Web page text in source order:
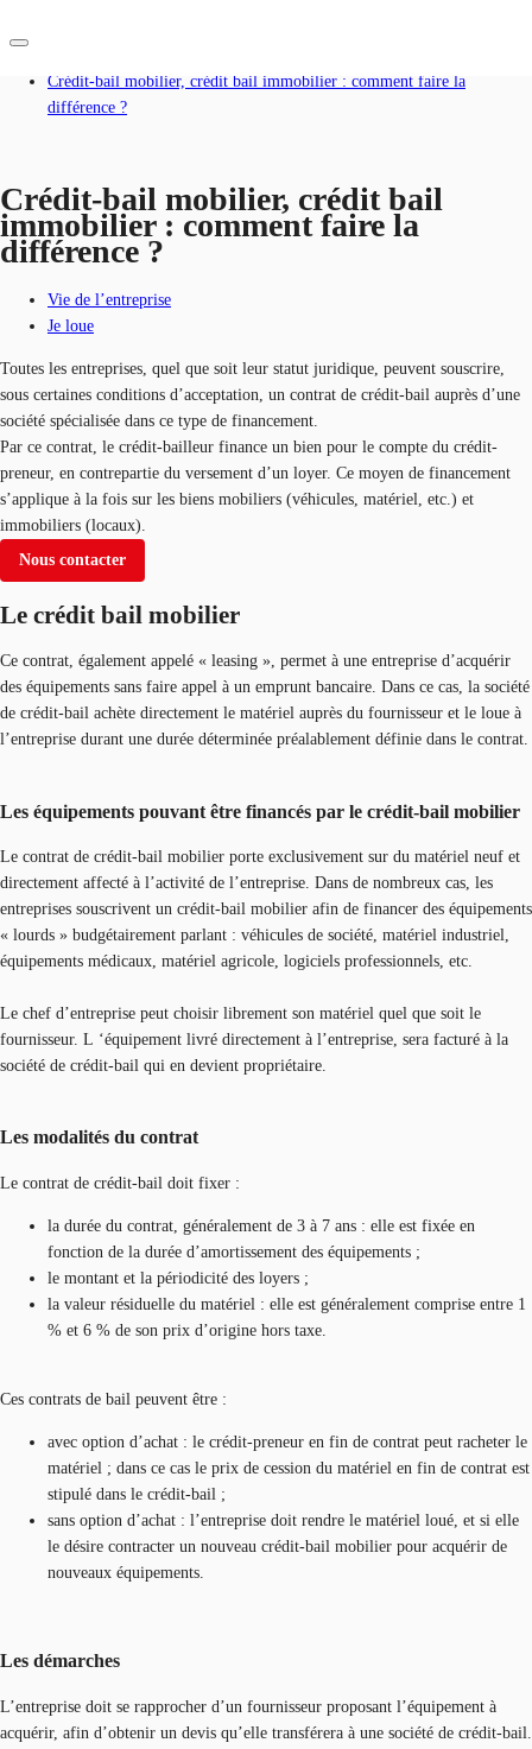
Données marchés
Pourquoi JLL?
NxT
Flex & Co-working
Favoris
Nous contacter
Crédit-bail mobilier, crédit bail immobilier : comment faire la
différence ?
Crédit-bail mobilier, crédit bail
immobilier : comment faire la
différence ?
Vie de l’entreprise
Je loue
Toutes les entreprises, quel que soit leur statut juridique, peuvent souscrire,
sous certaines conditions d’acceptation, un contrat de crédit-bail auprès d’une
société spécialisée dans ce type de financement.
Par ce contrat, le crédit-bailleur finance un bien pour le compte du crédit-
preneur, en contrepartie du versement d’un loyer. Ce moyen de financement
s’applique à la fois sur les biens mobiliers (véhicules, matériel, etc.) et
immobiliers (locaux).
Nous contacter
Le crédit bail mobilier
Ce contrat, également appelé « leasing », permet à une entreprise d’acquérir
des équipements sans faire appel à un emprunt bancaire. Dans ce cas, la société
de crédit-bail achète directement le matériel auprès du fournisseur et le loue à
l’entreprise durant une durée déterminée préalablement définie dans le contrat.
Les équipements pouvant être financés par le crédit-bail mobilier
Le contrat de crédit-bail mobilier porte exclusivement sur du matériel neuf et
directement affecté à l’activité de l’entreprise. Dans de nombreux cas, les
entreprises souscrivent un crédit-bail mobilier afin de financer des équipements
« lourds » budgétairement parlant : véhicules de société, matériel industriel,
équipements médicaux, matériel agricole, logiciels professionnels, etc.
Le chef d’entreprise peut choisir librement son matériel quel que soit le
fournisseur. L ‘équipement livré directement à l’entreprise, sera facturé à la
société de crédit-bail qui en devient propriétaire.
Les modalités du contrat
Le contrat de crédit-bail doit fixer :
la durée du contrat, généralement de 3 à 7 ans : elle est fixée en
fonction de la durée d’amortissement des équipements ;
le montant et la périodicité des loyers ;
la valeur résiduelle du matériel : elle est généralement comprise entre 1
% et 6 % de son prix d’origine hors taxe.
Ces contrats de bail peuvent être :
avec option d’achat : le crédit-preneur en fin de contrat peut racheter le
matériel ; dans ce cas le prix de cession du matériel en fin de contrat est
stipulé dans le crédit-bail ;
sans option d’achat : l’entreprise doit rendre le matériel loué, et si elle
le désire contracter un nouveau crédit-bail mobilier pour acquérir de
nouveaux équipements.
Les démarches
L’entreprise doit se rapprocher d’un fournisseur proposant l’équipement à
acquérir, afin d’obtenir un devis qu’elle transférera à une société de crédit-bail.